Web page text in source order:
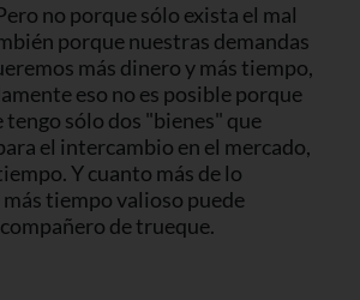
no porque sólo exista el mal
porque nuestras demandas
más dinero y más tiempo,
eso no es posible porque
sólo dos "bienes" que
el intercambio en el mercado,
Y cuanto más de lo
tiempo valioso puede
de trueque.